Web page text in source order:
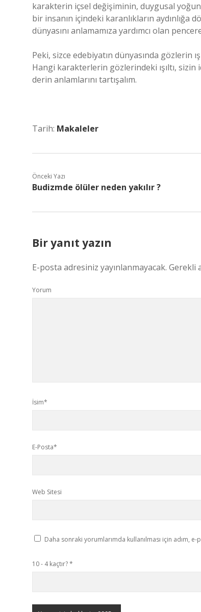
karakterin içsel değişiminin, duygusal
bir insanın içindeki karanlıkların
dünyasını anlamamıza yardımcı olan pencere
Peki, sizce edebiyatın dünyasında gözlerin
Hangi karakterlerin gözlerindeki ışıltı, sizin
derin anlamlarını tartışalım.
Tarih: Makaleler
Önceki Yazı
Budizmde ölüler neden yakılır ?
Bir yanıt yazın
E-posta adresiniz yayınlanmayacak. Gerekli
Yorum
İsim*
E-Posta*
Web Sitesi
Daha sonraki yorumlarımda kullanılması için adım,
10 - 4 kaçtır?*